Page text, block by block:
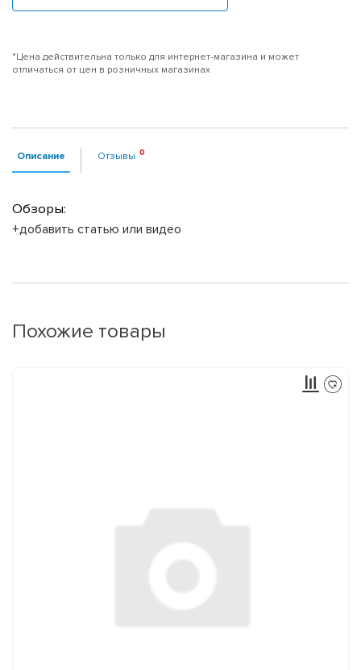
*Цена действительна только для интернет-магазина и может
отличаться от цен в розничных магазинах
Описание Отзывы
Обзоры:
+добавить статью или видео
Похожие товары